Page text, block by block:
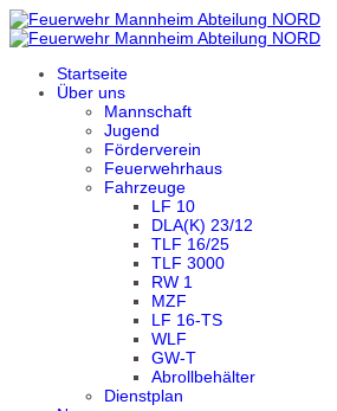
Startseite
Über uns
Mannschaft
Jugend
Förderverein
Feuerwehrhaus
Fahrzeuge
LF 10
DLA(K) 23/12
TLF 16/25
TLF 3000
RW 1
MZF
LF 16-TS
WLF
GW-T
Abrollbehälter
Dienstplan